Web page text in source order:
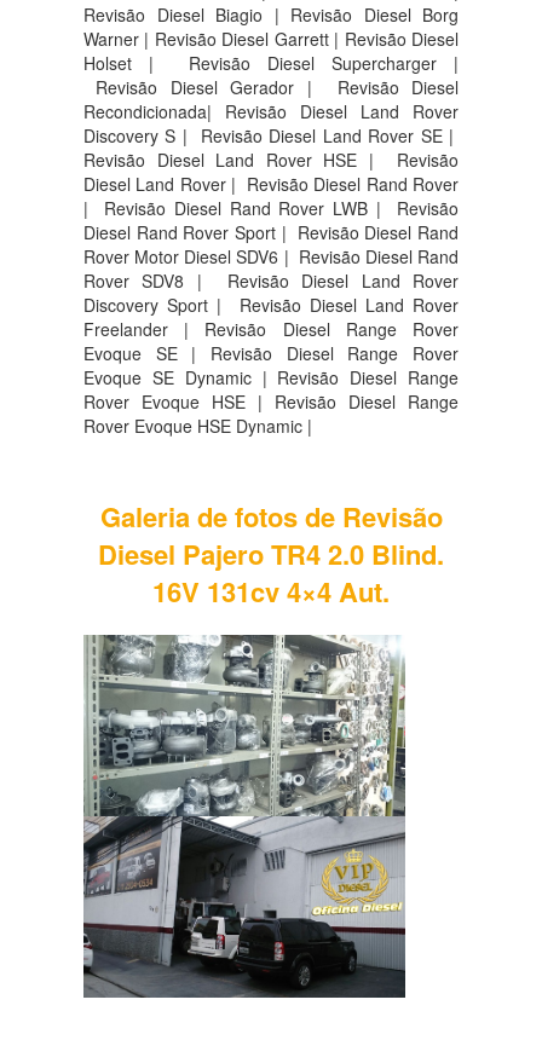
Revisão Diesel Biagio | Revisão Diesel Borg
Warner | Revisão Diesel Garrett | Revisão Diesel
Holset | Revisão Diesel Supercharger |
Revisão Diesel Gerador | Revisão Diesel
Recondicionada| Revisão Diesel Land Rover
Discovery S |
Revisão Diesel Land Rover SE |
Revisão Diesel Land Rover HSE |
Revisão
Diesel Land Rover | Revisão Diesel Rand Rover
|
Revisão Diesel Rand Rover LWB |
Revisão
Diesel Rand Rover Sport | Revisão Diesel Rand
Rover Motor Diesel SDV6 | Revisão Diesel Rand
Rover SDV8 |
Revisão Diesel Land Rover
Discovery Sport |
Revisão Diesel Land Rover
Freelander | Revisão Diesel Range Rover
Evoque SE | Revisão Diesel Range Rover
Evoque SE Dynamic | Revisão Diesel Range
Rover Evoque HSE | Revisão Diesel Range
Rover Evoque HSE Dynamic |
Galeria de fotos de Revisão
Diesel Pajero TR4 2.0 Blind.
16V 131cv 4×4 Aut.